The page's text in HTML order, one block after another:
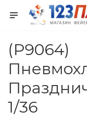
(Р9064)
1/36